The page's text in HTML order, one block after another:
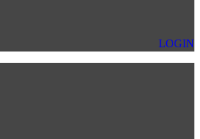
LOGIN